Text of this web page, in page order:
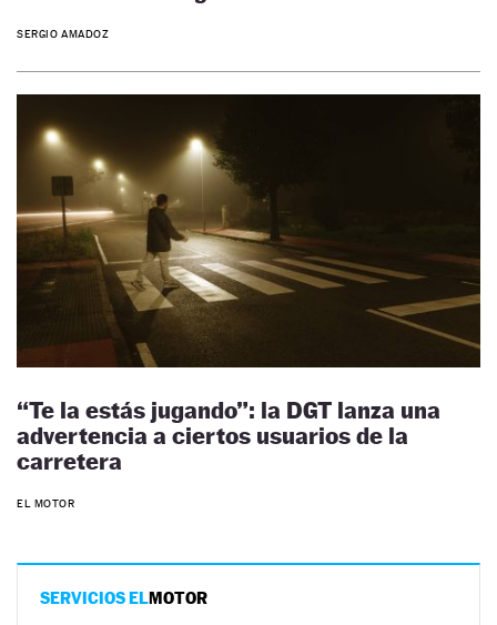
SERGIO AMADOZ
“Te la estás jugando”: la DGT lanza una
advertencia a ciertos usuarios de la
carretera
EL MOTOR
SERVICIOS ELMOTOR